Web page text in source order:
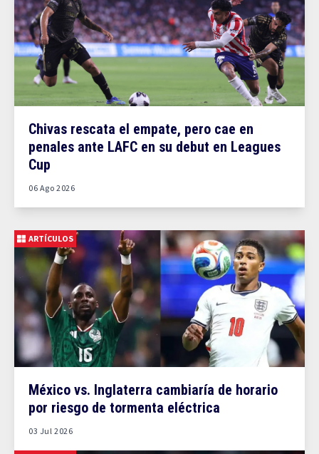
Chivas rescata el empate, pero cae en
penales ante LAFC en su debut en Leagues
Cup
06 Ago 2026
ARTÍCULOS
México vs. Inglaterra cambiaría de horario
por riesgo de tormenta eléctrica
03 Jul 2026